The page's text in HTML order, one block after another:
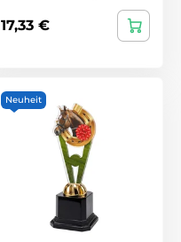
17,33 €
Neuheit